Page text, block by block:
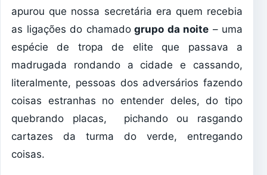
apurou que nossa secretária era quem recebia
as ligações do chamadogrupo da noite – uma
espécie de tropa de elite que passava a
madrugada rondando a cidade e cassando,
literalmente, pessoas dos adversários fazendo
coisas estranhas no entender deles, do tipo
quebrando placas, pichando ou rasgando
cartazes da turma do verde, entregando
coisas.